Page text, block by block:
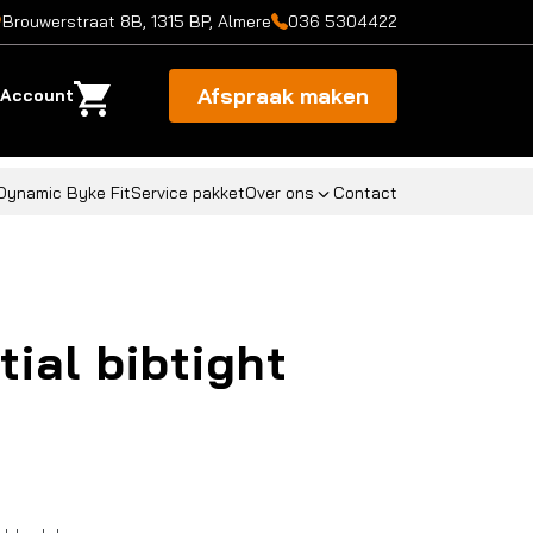
Brouwerstraat 8B, 1315 BP, Almere 036 5304422
Account Afspraak maken
Byke FitService pakketOver ons Contact
bibtight